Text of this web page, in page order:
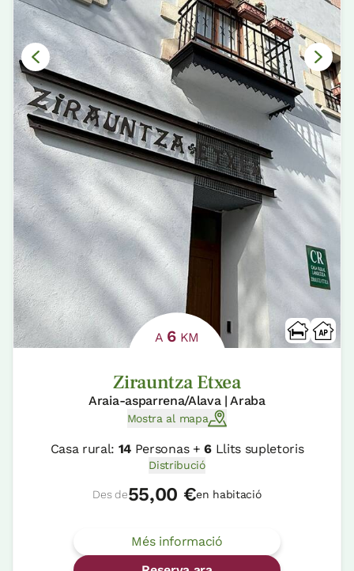
A 6 KM
Zirauntza Etxea
Araia-asparrena/Alava | Araba
Mostra al mapa
Casa rural: 14 Personas +6Llits supletoris
Distribució
Des de55,00 €en habitació
Més informació